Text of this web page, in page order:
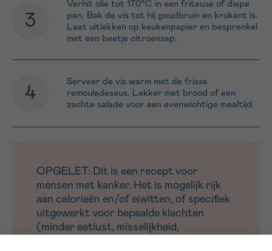
Verhit olie tot 170°C in een friteuse of diepe
pan. Bak de vis tot hij goudbruin en krokant is.
Laat uitlekken op keukenpapier en besprenkel
met een beetje citroensap.
Serveer de vis warm met de frisse
remouladesaus. Lekker met brood of een
zachte salade voor een evenwichtige maaltijd.
OPGELET: Dit is een recept voor
mensen met kanker. Het is mogelijk rijk
aan calorieën en/of eiwitten, of specifiek
uitgewerkt voor bepaalde klachten
(minder eetlust, misselijkheid,